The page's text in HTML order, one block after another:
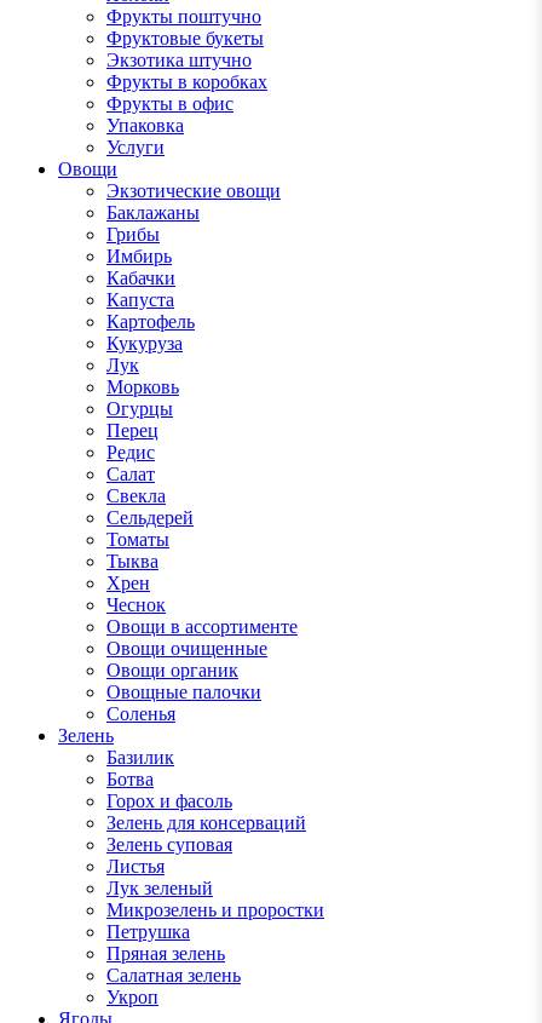
Фрукты поштучно
Фруктовые букеты
Экзотика штучно
Фрукты в коробках
Фрукты в офис
Упаковка
Услуги
Овощи
Экзотические овощи
Баклажаны
Грибы
Имбирь
Кабачки
Капуста
Картофель
Кукуруза
Лук
Морковь
Огурцы
Перец
Редис
Салат
Свекла
Сельдерей
Томаты
Тыква
Хрен
Чеснок
Овощи в ассортименте
Овощи очищенные
Овощи органик
Овощные палочки
Соленья
Зелень
Базилик
Ботва
Горох и фасоль
Зелень для консерваций
Зелень суповая
Листья
Лук зеленый
Микрозелень и проростки
Петрушка
Пряная зелень
Салатная зелень
Укроп